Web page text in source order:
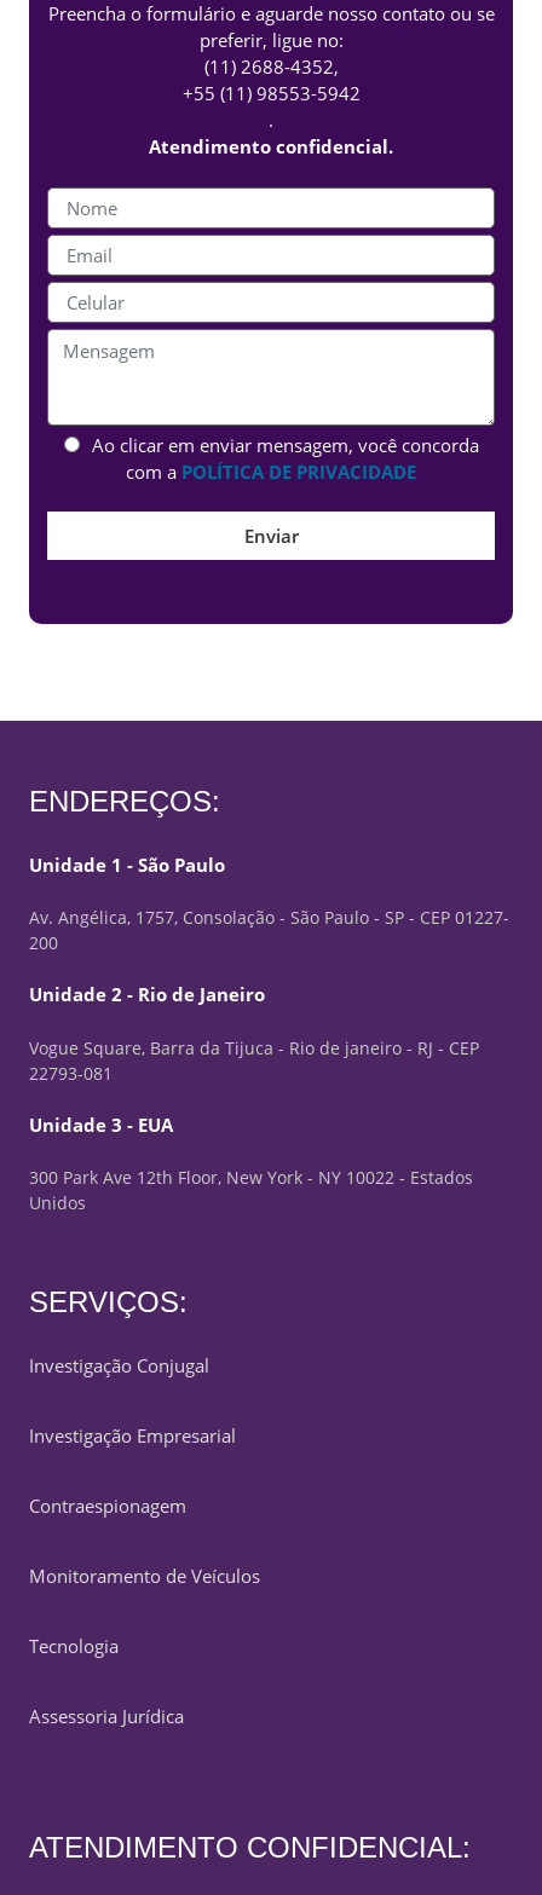
Preencha o formulário e aguarde nosso contato ou se
preferir, ligue no:
(11) 2688-4352,
+55 (11) 98553-5942
.
Atendimento confidencial.
Ao clicar em enviar mensagem, você concorda
com a POLÍTICA DE PRIVACIDADE
ENDEREÇOS:
Unidade 1 - São Paulo
Av. Angélica, 1757, Consolação - São Paulo - SP - CEP 01227-
200
Unidade 2 - Rio de Janeiro
Vogue Square, Barra da Tijuca - Rio de janeiro - RJ - CEP
22793-081
Unidade 3 - EUA
300 Park Ave 12th Floor, New York - NY 10022 - Estados
Unidos
SERVIÇOS:
Investigação Conjugal
Investigação Empresarial
Contraespionagem
Monitoramento de Veículos
Tecnologia
Assessoria Jurídica
ATENDIMENTO CONFIDENCIAL: